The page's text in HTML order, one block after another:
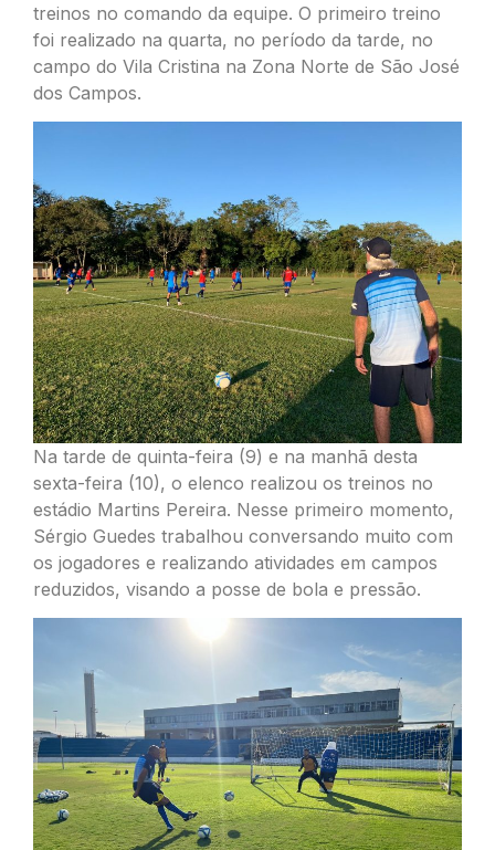
treinos no comando da equipe. O primeiro treino
foi realizado na quarta, no período da tarde, no
campo do Vila Cristina na Zona Norte de São José
dos Campos.
Na tarde de quinta-feira (9) e na manhã desta
sexta-feira (10), o elenco realizou os treinos no
estádio Martins Pereira. Nesse primeiro momento,
Sérgio Guedes trabalhou conversando muito com
os jogadores e realizando atividades em campos
reduzidos, visando a posse de bola e pressão.